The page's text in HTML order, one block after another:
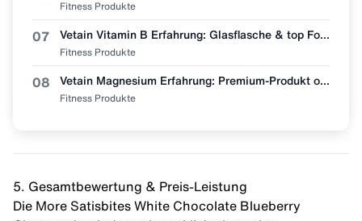
Fitness Produkte
07 Vetain Vitamin B Erfahrung: Glasflasche & top Formel, aber lohnt sich der Preis?
Fitness Produkte
08 Vetain Magnesium Erfahrung: Premium-Produkt oder überteuert? Mein ehrlicher Test
Fitness Produkte
5. Gesamtbewertung & Preis-Leistung
Die More Satisbites White Chocolate Blueberry